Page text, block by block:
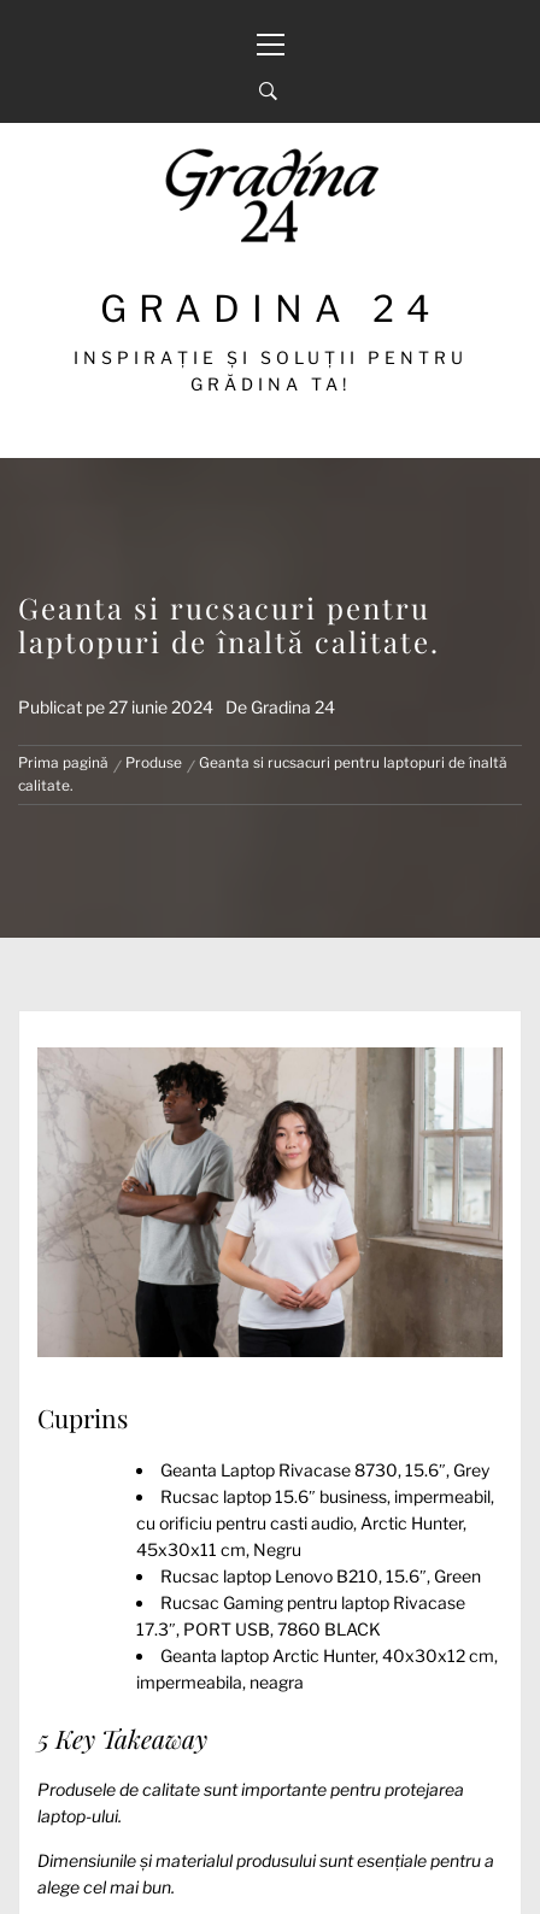
principal
GRADINA 24
INSPIRAȚIE ȘI SOLUȚII PENTRU
GRĂDINA TA!
Geanta si rucsacuri pentru
laptopuri de înaltă calitate.
Publicat pe 27 iunie 2024 De Gradina 24
Prima pagină Produse
Geanta si rucsacuri pentru laptopuri de înaltă
calitate.
Cuprins
Geanta Laptop Rivacase 8730, 15.6″, Grey
Rucsac laptop 15.6″ business, impermeabil,
cu orificiu pentru casti audio, Arctic Hunter,
45x30x11 cm, Negru
Rucsac laptop Lenovo B210, 15.6″, Green
Rucsac Gaming pentru laptop Rivacase
17.3″, PORT USB, 7860 BLACK
Geanta laptop Arctic Hunter, 40x30x12 cm,
impermeabila, neagra
5 Key Takeaway
Produsele de calitate sunt importante pentru protejarea
laptop-ului.
Dimensiunile și materialul produsului sunt esențiale pentru a
alege cel mai bun.